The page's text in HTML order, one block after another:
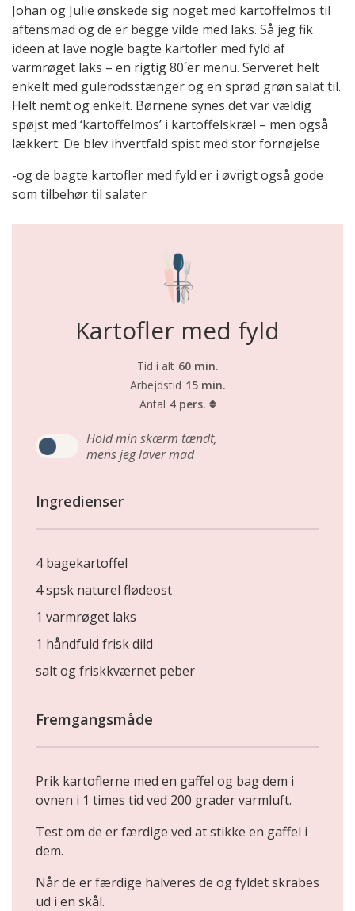
Johan og Julie ønskede sig noget med kartoffelmos til
aftensmad og de er begge vilde med laks. Så jeg fik
ideen at lave nogle bagte kartofler med fyld af
varmrøget laks – en rigtig 80´er menu. Serveret helt
enkelt med gulerodsstænger og en sprød grøn salat til.
Helt nemt og enkelt. Børnene synes det var vældig
spøjst med ‘kartoffelmos’ i kartoffelskræl – men også
lækkert. De blev ihvertfald spist med stor fornøjelse
-og de bagte kartofler med fyld er i øvrigt også gode
som tilbehør til salater
Kartofler med fyld
Tid i alt 60 min.
Arbejdstid 15 min.
Antal 4 pers.
Hold min skærm tændt,
mens jeg laver mad
Ingredienser
4 bagekartoffel
4 spsk naturel flødeost
1 varmrøget laks
1 håndfuld frisk dild
salt og friskkværnet peber
Fremgangsmåde
Prik kartoflerne med en gaffel og bag dem i
ovnen i 1 times tid ved 200 grader varmluft.
Test om de er færdige ved at stikke en gaffel i
dem.
Når de er færdige halveres de og fyldet skrabes
ud i en skål.